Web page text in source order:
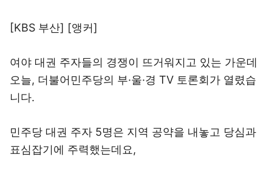
[KBS 부산] [앵커]
여야 대권 주자들의 경쟁이 뜨거워지고 있는 가운데
오늘, 더불어민주당의 부·울·경 TV 토론회가 열렸습
니다.
민주당 대권 주자 5명은 지역 공약을 내놓고 당심과
표심잡기에 주력했는데요,